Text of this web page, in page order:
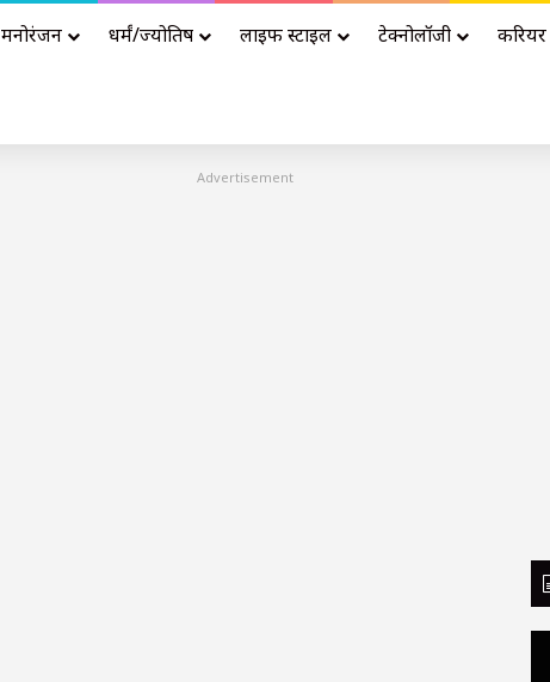
मनोरंजन धर्मं/ज्योतिष लाइफ स्टाइल टेक्नोलॉजी करियर
Advertisement